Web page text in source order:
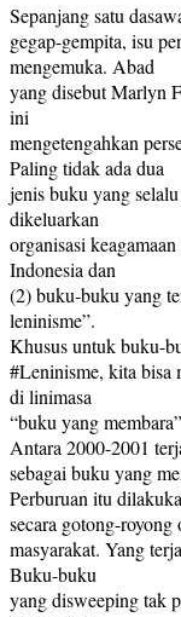
Sepanjang satu
gegap-gempita, isu
mengemuka. Abad
yang disebut Marlyn
ini
mengetengahkan
Paling tidak ada dua
jenis buku yang
dikeluarkan
organisasi
Indonesia dan
(2) buku-buku yang
leninisme”.
Khusus untuk buku-
#Leninisme, kita bisa
di linimasa
“buku yang
Antara 2000-2001
sebagai buku yang
Perburuan itu
secara gotong-
masyarakat. Yang
Buku-buku
yang disweeping tak